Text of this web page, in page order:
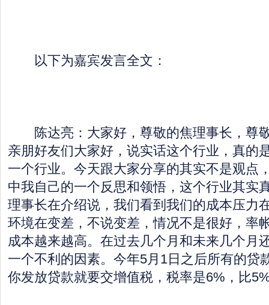
以下为嘉宾发言全文：
陈达亮：大家好，尊敬的焦理事长，尊
亲朋好友们大家好，说实话这个行业，真的
一个行业。今天跟大家分享的其实不是观点
中我自己的一个反思和领悟，这个行业其实
理事长在介绍说，我们看到我们的成本压力
环境在变差，不说变差，情况不是很好，率
成本越来越高。在过去几个月和未来几个月
一个不利的因素。今年5月1日之后所有的贷
你发放贷款就要交增值税，税率是6%，比